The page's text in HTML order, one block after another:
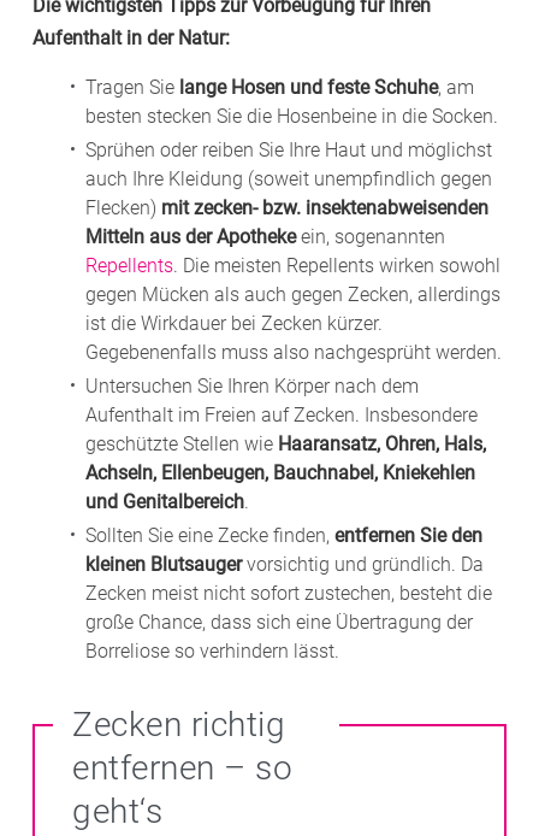
Die wichtigsten Tipps zur Vorbeugung für Ihren
Aufenthalt in der Natur:
Tragen Sie lange Hosen und feste Schuhe, am
besten stecken Sie die Hosenbeine in die Socken.
Sprühen oder reiben Sie Ihre Haut und möglichst
auch Ihre Kleidung (soweit unempfindlich gegen
Flecken) mit zecken- bzw. insektenabweisenden
Mitteln aus der Apothekeein, sogenannten
Repellents. Die meisten Repellents wirken sowohl
gegen Mücken als auch gegen Zecken, allerdings
ist die Wirkdauer bei Zecken kürzer.
Gegebenenfalls muss also nachgesprüht werden.
Untersuchen Sie Ihren Körper nach dem
Aufenthalt im Freien auf Zecken. Insbesondere
geschützte Stellen wie Haaransatz, Ohren, Hals,
Achseln, Ellenbeugen, Bauchnabel, Kniekehlen
und Genitalbereich.
Sollten Sie eine Zecke finden, entfernen Sie den
kleinen Blutsaugervorsichtig und gründlich. Da
Zecken meist nicht sofort zustechen, besteht die
große Chance, dass sich eine Übertragung der
Borreliose so verhindern lässt.
Zecken richtig
entfernen – so
geht‘s